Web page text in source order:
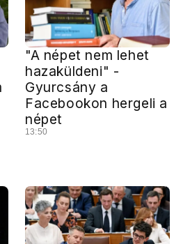
"A népet nem lehet
hazaküldeni" -
Gyurcsány a
Facebookon hergeli a
népet
13:50